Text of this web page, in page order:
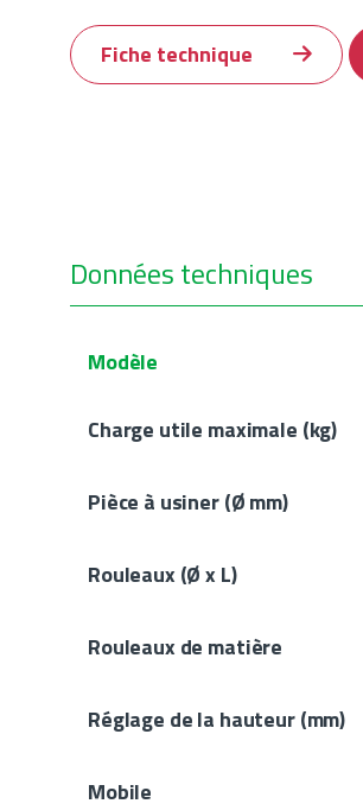
Fiche technique
Données techniques
Modèle
Charge utile maximale (kg)
Pièce à usiner (Ø mm)
Rouleaux (Ø x L)
Rouleaux de matière
Réglage de la hauteur (mm)
Mobile